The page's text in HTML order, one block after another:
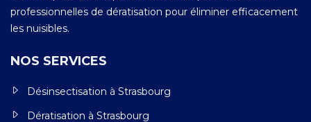
professionnelles de dératisation pour éliminer efficacement
les nuisibles.
NOS SERVICES
Désinsectisation à Strasbourg
Dératisation à Strasbourg